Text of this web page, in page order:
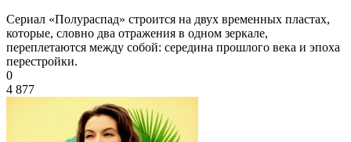
Сериал «Полураспад» строится на двух временных пластах,
которые, словно два отражения в одном зеркале,
переплетаются между собой: середина прошлого века и эпоха
перестройки.
0
4 877